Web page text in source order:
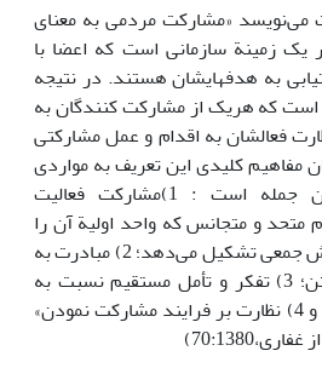
می‌نویسد «مشارکت مردمی به معنای
زمینة سازمانی است که اعضا با
به هدفهایشان هستند. در نتیجه
که هریک از مشارکت کنندگان به
فعالشان به اقدام و عمل مشارکتی
مفاهیم کلیدی این تعریف به مواردی
اشاره می‌کند که از آن جمله است : 1)مشارکت فعالیت
متحد و متجانس که واحد اولیة آن را
متقاعد شدن افراد به کنش جمعی تشکیل می‌دهد؛ 2) مبادرت به
کنش و عمل جمعی داشتن؛ 3) تفکر و تأمل مستقیم نسبت به
کارها و فعالیت‌ها داشتن؛ و 4) نظارت بر فرایند مشارکت نمودن»